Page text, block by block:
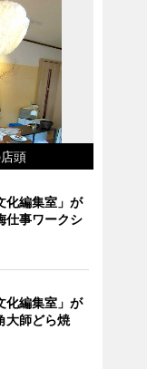
頭
化編集室」が
仕事ワークシ
化編集室」が
大師どら焼